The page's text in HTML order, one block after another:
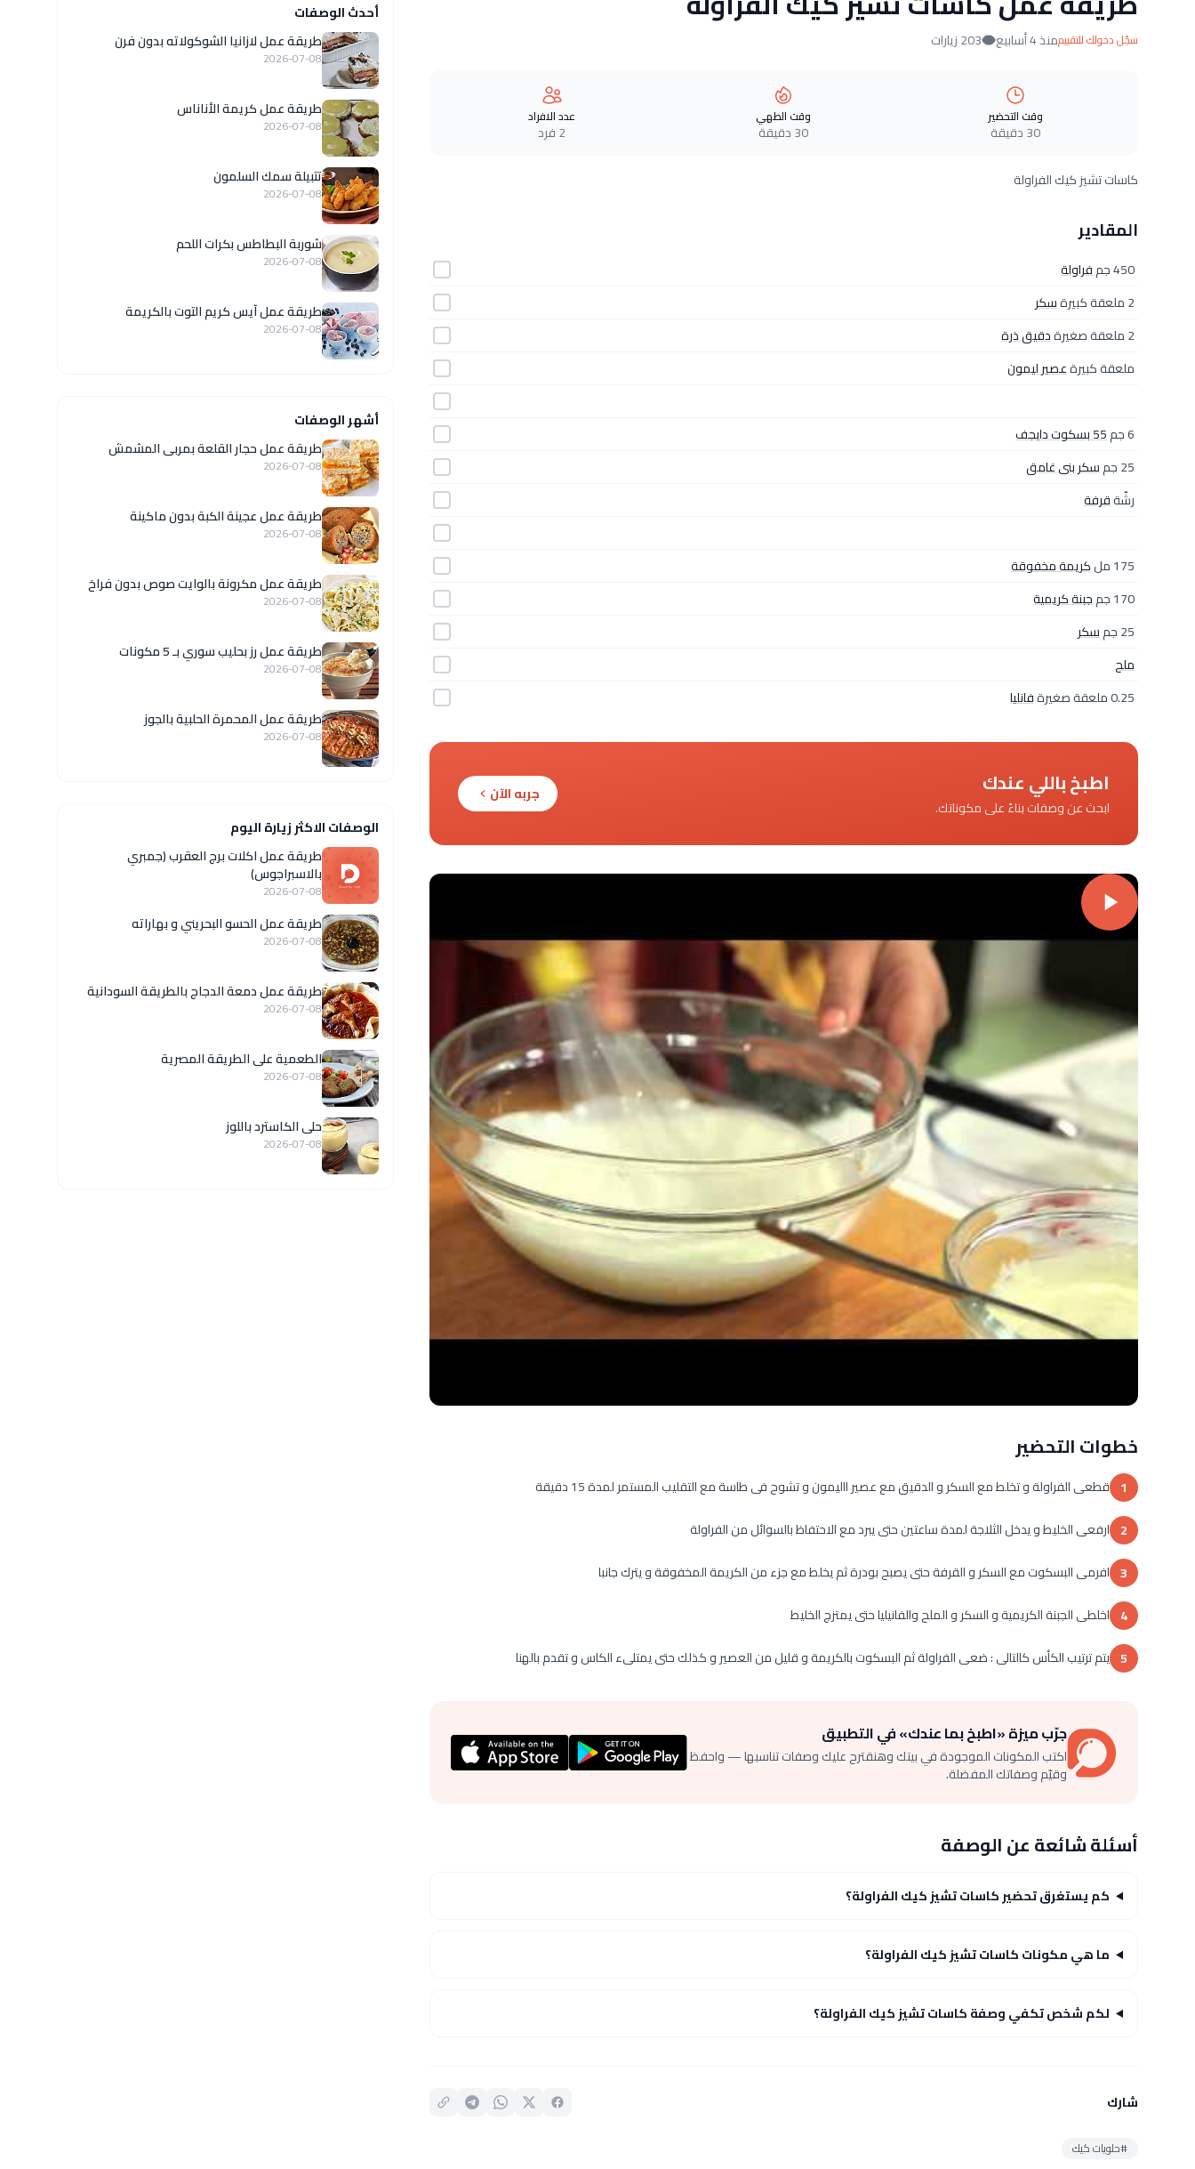
سجّل دخولك للتقييممنذ 4 أسابيع 203 زيارات
وقت التحضير
30 دقيقة
وقت الطهي
30 دقيقة
عدد الافراد
2 فرد
كاسات تشيز كيك الفراولة
المقادير
450 جم
فراولة
2 ملعقة كبيرة
سكر
2 ملعقة صغيرة
دقيق ذرة
ملعقة كبيرةعصير ليمون
6 جم
55 بسكوت دايجف
25 جم
سكر بنى غامق
رشّةقرفة
175 مل
كريمة مخفوقة
170 جم
جبنة كريمية
25 جم
سكر
ملح
0.25 ملعقة صغيرة
فانليا
اطبخ باللي عندك
ابحث عن وصفات بناءً على مكوناتك.
جربه الآن
خطوات التحضير
1 قطعى الفراولة و تخلط مع السكر و الدقيق مع عصير االيمون و تشوح فى طاسة مع التقليب المستمر لمدة 15 دقيقة
2 ارفعى الخليط و يدخل الثلاجة لمدة ساعتين حتى يبرد مع الاحتفاظ بالسوائل من الفراولة
3 افرمى البسكوت مع السكر و القرفة حتى يصبح بودرة ثم يخلط مع جزء من الكريمة المخفوقة و يترك جانبا
4 اخلطى الجبنة الكريمية و السكر و الملح والفانيليا حتى يمتزج الخليط
5 يتم ترتيب الكأس كالتالى : ضعى الفراولة ثم البسكوت بالكريمة و قليل من العصير و كذلك حتى يمتلىء الكاس و تقدم بالهنا
جرّب ميزة «اطبخ بما عندك» في التطبيق
اكتب المكونات الموجودة في بيتك وهنقترح عليك وصفات تناسبها — واحفظ
وقيّم وصفاتك المفضلة.
أسئلة شائعة عن الوصفة
كم يستغرق تحضير كاسات تشيز كيك الفراولة؟
ما هي مكونات كاسات تشيز كيك الفراولة؟
لكم شخص تكفي وصفة كاسات تشيز كيك الفراولة؟
شارك
#حلويات كيك
أحدث الوصفات
طريقة عمل لازانيا الشوكولاته بدون فرن
2026-07-08
طريقة عمل كريمة الأناناس
2026-07-08
تتبيلة سمك السلمون
2026-07-08
شوربة البطاطس بكرات اللحم
2026-07-08
طريقة عمل آيس كريم التوت بالكريمة
2026-07-08
أشهر الوصفات
طريقة عمل حجار القلعة بمربى المشمش
2026-07-08
طريقة عمل عجينة الكبة بدون ماكينة
2026-07-08
طريقة عمل مكرونة بالوايت صوص بدون فراخ
2026-07-08
طريقة عمل رز بحليب سوري بـ 5 مكونات
2026-07-08
طريقة عمل المحمرة الحلبية بالجوز
2026-07-08
الوصفات الاكثر زيارة اليوم
طريقة عمل اكلات برج العقرب (جمبري
بالاسبراجوس)
2026-07-08
طريقة عمل الحسو البحريني و بهاراته
2026-07-08
طريقة عمل دمعة الدجاج بالطريقة السودانية
2026-07-08
الطعمية على الطريقة المصرية
2026-07-08
حلى الكاسترد باللوز
2026-07-08